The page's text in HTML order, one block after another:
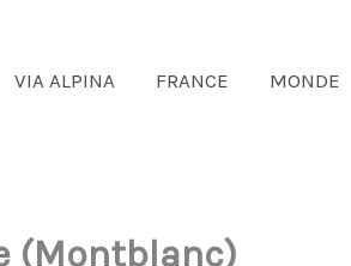
VIA ALPINA FRANCE MONDE
(Montblanc)